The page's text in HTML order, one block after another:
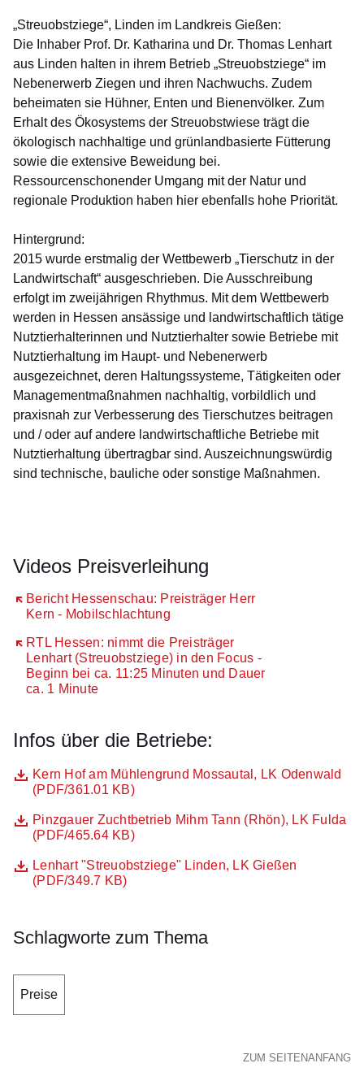
„Streuobstziege“, Linden im Landkreis Gießen:
Die Inhaber Prof. Dr. Katharina und Dr. Thomas Lenhart
aus Linden halten in ihrem Betrieb „Streuobstziege“ im
Nebenerwerb Ziegen und ihren Nachwuchs. Zudem
beheimaten sie Hühner, Enten und Bienenvölker. Zum
Erhalt des Ökosystems der Streuobstwiese trägt die
ökologisch nachhaltige und grünlandbasierte Fütterung
sowie die extensive Beweidung bei.
Ressourcenschonender Umgang mit der Natur und
regionale Produktion haben hier ebenfalls hohe Priorität.
Hintergrund:
2015 wurde erstmalig der Wettbewerb „Tierschutz in der
Landwirtschaft“ ausgeschrieben. Die Ausschreibung
erfolgt im zweijährigen Rhythmus. Mit dem Wettbewerb
werden in Hessen ansässige und landwirtschaftlich tätige
Nutztierhalterinnen und Nutztierhalter sowie Betriebe mit
Nutztierhaltung im Haupt- und Nebenerwerb
ausgezeichnet, deren Haltungssysteme, Tätigkeiten oder
Managementmaßnahmen nachhaltig, vorbildlich und
praxisnah zur Verbesserung des Tierschutzes beitragen
und / oder auf andere landwirtschaftliche Betriebe mit
Nutztierhaltung übertragbar sind. Auszeichnungswürdig
sind technische, bauliche oder sonstige Maßnahmen.
Videos Preisverleihung
Bericht Hessenschau: Preisträger Herr
Kern - Mobilschlachtung
Öffnet sich in einem neuen Fenster
RTL Hessen: nimmt die Preisträger
Lenhart (Streuobstziege) in den Focus -
Beginn bei ca. 11:25 Minuten und Dauer
ca. 1 Minute
Öffnet sich in einem neuen Fenster
Infos über die Betriebe:
DateiKern Hof am Mühlengrund Mossautal, LK Odenwald
(PDF/361.01 KB)
Öffnet sich in einem neuen Fenster
DateiPinzgauer Zuchtbetrieb Mihm Tann (Rhön), LK Fulda
(PDF/465.64 KB)
Öffnet sich in einem neuen Fenster
DateiLenhart "Streuobstziege" Linden, LK Gießen
(PDF/349.7 KB)
Öffnet sich in einem neuen Fenster
Schlagworte zum Thema
Preise
ZUM SEITENANFANG